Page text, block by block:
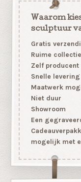
Waarom
sculptuur
Gratis
Ruime collectie
Zelf producent
Snelle levering
Maatwerk
Niet duur
Showroom
Een
mogelijk met